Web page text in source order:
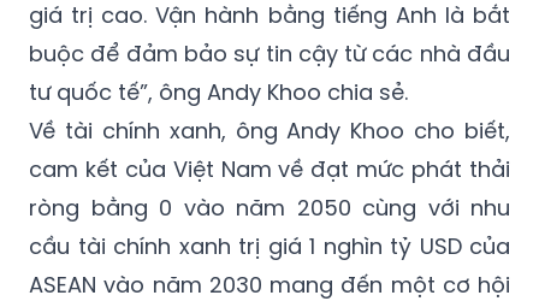
giá trị cao. Vận hành bằng tiếng Anh là bắt
buộc để đảm bảo sự tin cậy từ các nhà đầu
tư quốc tế”, ông Andy Khoo chia sẻ.
Về tài chính xanh, ông Andy Khoo cho biết,
cam kết của Việt Nam về đạt mức phát thải
ròng bằng 0 vào năm 2050 cùng với nhu
cầu tài chính xanh trị giá 1 nghìn tỷ USD của
ASEAN vào năm 2030 mang đến một cơ hội